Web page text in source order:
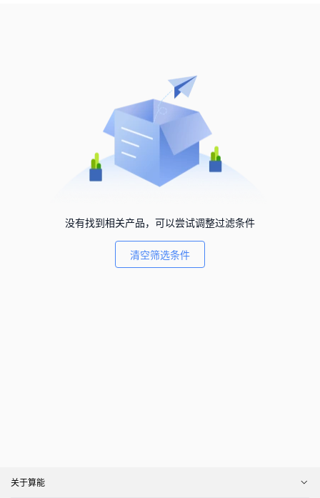
没有找到相关产品，可以尝试调整过滤条件
清空筛选条件
关于算能